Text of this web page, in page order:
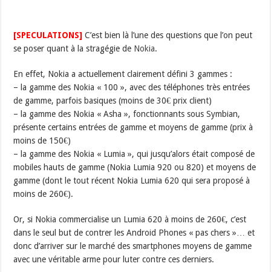
[SPECULATIONS] C’est bien là l’une des questions que l’on peut
se poser quant à la stragégie de Nokia.
En effet, Nokia a actuellement clairement défini 3 gammes :
– la gamme des Nokia « 100 », avec des téléphones très entrées
de gamme, parfois basiques (moins de 30€ prix client)
– la gamme des Nokia « Asha », fonctionnants sous Symbian,
présente certains entrées de gamme et moyens de gamme (prix à
moins de 150€)
– la gamme des Nokia « Lumia », qui jusqu’alors était composé de
mobiles hauts de gamme (Nokia Lumia 920 ou 820) et moyens de
gamme (dont le tout récent Nokia Lumia 620 qui sera proposé à
moins de 260€).
Or, si Nokia commercialise un Lumia 620 à moins de 260€, c’est
dans le seul but de contrer les Android Phones « pas chers »… et
donc d’arriver sur le marché des smartphones moyens de gamme
avec une véritable arme pour luter contre ces derniers.